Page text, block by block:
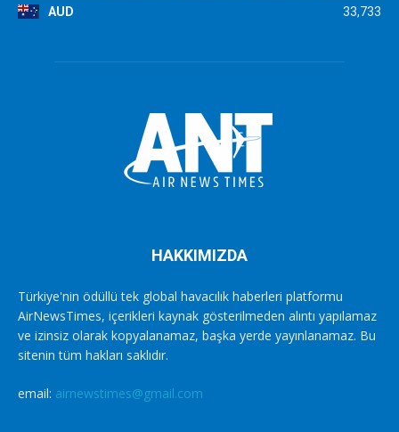
AUD 33,733
HAKKIMIZDA
Türkiye'nin ödüllü tek global havacılık haberleri platformu
AirNewsTimes, içerikleri kaynak gösterilmeden alıntı yapılamaz
ve izinsiz olarak kopyalanamaz, başka yerde yayınlanamaz. Bu
sitenin tüm hakları saklıdır.
email: airnewstimes@gmail.com